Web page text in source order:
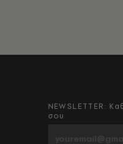
NEWSLETTER:
σου